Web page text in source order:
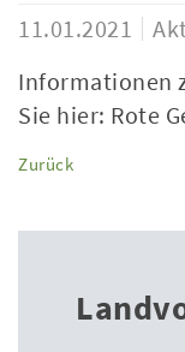
11.01.2021
Informationen
Sie hier: Rote
Zurück